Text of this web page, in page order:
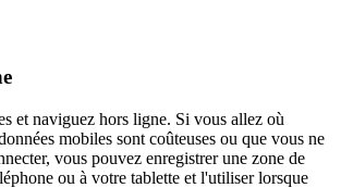
et naviguez hors ligne. Si vous allez où
mobiles sont coûteuses ou que vous ne
vous pouvez enregistrer une zone de
ou à votre tablette et l'utiliser lorsque